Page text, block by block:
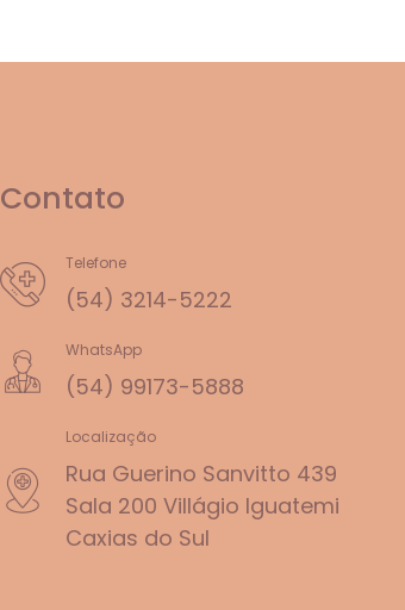
Contato
Telefone
(54) 3214-5222
WhatsApp
(54) 99173-5888
Localização
Rua Guerino Sanvitto 439
Sala 200 Villágio Iguatemi
Caxias do Sul